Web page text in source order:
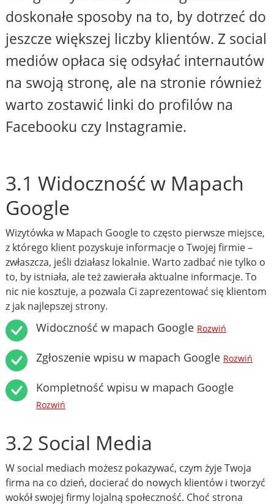
doskonałe sposoby na to, by dotrzeć do
jeszcze większej liczby klientów. Z social
mediów opłaca się odsyłać internautów
na swoją stronę, ale na stronie również
warto zostawić linki do profilów na
Facebooku czy Instagramie.
3.1 Widoczność w Mapach
Google
Wizytówka w Mapach Google to często pierwsze miejsce,
z którego klient pozyskuje informacje o Twojej firmie –
zwłaszcza, jeśli działasz lokalnie. Warto zadbać nie tylko o
to, by istniała, ale też zawierała aktualne informacje. To
nic nie kosztuje, a pozwala Ci zaprezentować się klientom
z jak najlepszej strony.
Widoczność w mapach Google Rozwiń
Zgłoszenie wpisu w mapach Google Rozwiń
Kompletność wpisu w mapach Google
Rozwiń
3.2 Social Media
W social mediach możesz pokazywać, czym żyje Twoja
firma na co dzień, docierać do nowych klientów i tworzyć
wokół swojej firmy lojalną społeczność. Choć strona